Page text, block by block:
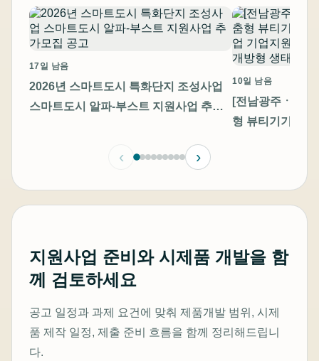
17일 남음
2026년 스마트도시 특화단지 조성사업
스마트도시 알파-부스트 지원사업 추가
10일 남음
[전남광주ㆍ충
형 뷰티기기 고
‹ ›
지원사업 준비와 시제품 개발을 함
께 검토하세요
공고 일정과 과제 요건에 맞춰 제품개발 범위, 시제
품 제작 일정, 제출 준비 흐름을 함께 정리해드립니
다.